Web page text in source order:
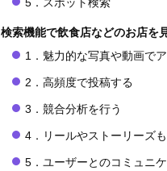
検索機能で飲食店などのお店を
1．魅力的な写真や動画で
2．高頻度で投稿する
3．競合分析を行う
4．リールやストーリーズ
5．ユーザーとのコミュニ